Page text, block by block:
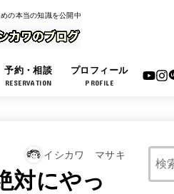
の本当の知識を公開中
予約・相談
RESERVATION
プロフィール
PROFILE
イシカワ マサキ
対にやっ